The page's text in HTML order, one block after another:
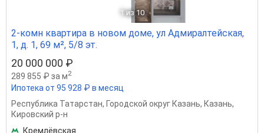
1 из 10
2-комн квартира в новом доме, ул Адмиралтейская,
1, д. 1, 69 м², 5/8 эт.
20 000 000 ₽
289 855 ₽ за м2
Ипотека от 95 928 ₽ в месяц
Республика Татарстан, Городской округ Казань, Казань,
Кировский р-н
Кремлёвская